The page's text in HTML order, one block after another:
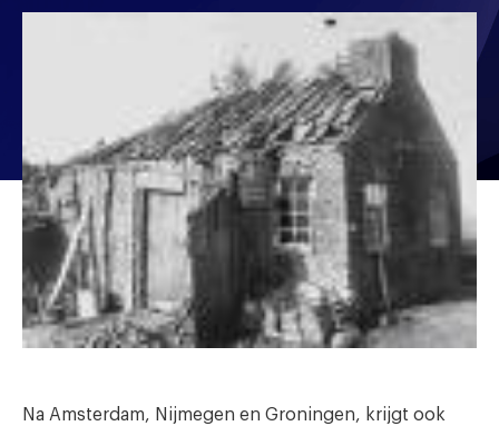
Na Amsterdam, Nijmegen en Groningen, krijgt ook